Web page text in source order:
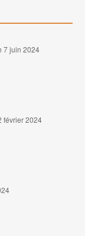
7 juin 2024
février 2024